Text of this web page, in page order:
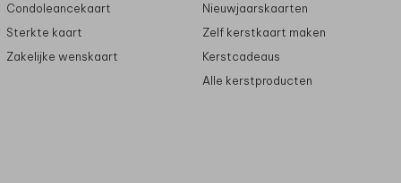
Condoleancekaart
Sterkte kaart
Zakelijke wenskaart
Nieuwjaarskaarten
Zelf kerstkaart maken
Kerstcadeaus
Alle kerstproducten